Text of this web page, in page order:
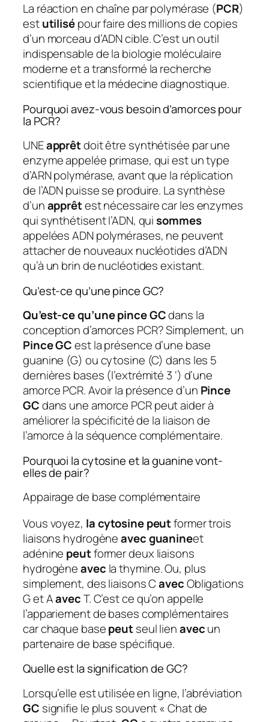
La réaction en chaîne par polymérase (PCR)
estutilisépour faire des millions de copies
d’un morceau d’ADN cible. C’est un outil
indispensable de la biologie moléculaire
moderne et a transformé la recherche
scientifique et la médecine diagnostique.
Pourquoi avez-vous besoin d’amorces pour
la PCR?
UNEapprêtdoit être synthétisée par une
enzyme appelée primase, qui est un type
d’ARN polymérase, avant que la réplication
de l’ADN puisse se produire. La synthèse
d’unapprêtest nécessaire car les enzymes
qui synthétisent l’ADN, quisommes
appelées ADN polymérases, ne peuvent
attacher de nouveaux nucléotides d’ADN
qu’à un brin de nucléotides existant.
Qu’est-ce qu’une pince GC?
Qu’est-ce qu’une pince GCdans la
conception d’amorces PCR? Simplement, un
Pince GCest la présence d’une base
guanine (G) ou cytosine (C) dans les 5
dernières bases (l’extrémité 3 ‘) d’une
amorce PCR. Avoir la présence d’un Pince
GCdans une amorce PCR peut aider à
améliorer la spécificité de la liaison de
l’amorce à la séquence complémentaire.
Pourquoi la cytosine et la guanine vont-
elles de pair?
Appairage de base complémentaire
Vous voyez, la cytosine peutformer trois
liaisons hydrogèneavec guanineet
adénine peutformer deux liaisons
hydrogèneavec la thymine. Ou, plus
simplement, des liaisons CavecObligations
G et AavecT. C’est ce qu’on appelle
l’appariement de bases complémentaires
car chaque basepeutseul lienavecun
partenaire de base spécifique.
Quelle est la signification de GC?
Lorsqu’elle est utilisée en ligne, l’abréviation
GC signifie le plus souvent « Chat de